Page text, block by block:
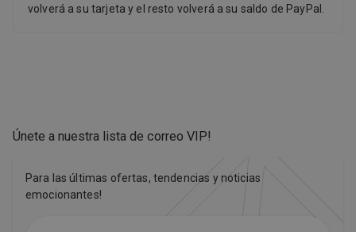
volverá a su tarjeta y el resto volverá a su saldo de PayPal.
Únete a nuestra lista de correo VIP!
Para las últimas ofertas, tendencias y noticias
emocionantes!